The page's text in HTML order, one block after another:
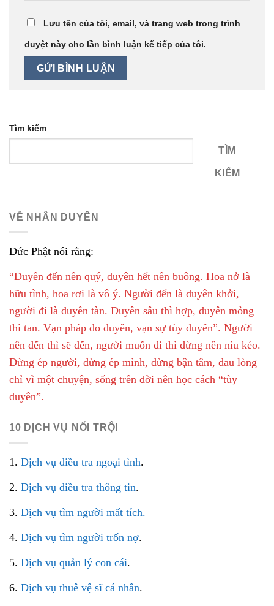
Lưu tên của tôi, email, và trang web trong trình
duyệt này cho lần bình luận kế tiếp của tôi.
Tìm kiếm
TÌM
KIẾM
VỀ NHÂN DUYÊN
Đức Phật nói rằng:
“Duyên đến nên quý, duyên hết nên buông. Hoa nở là
hữu tình, hoa rơi là vô ý. Người đến là duyên khởi,
người đi là duyên tàn. Duyên sâu thì hợp, duyên mỏng
thì tan. Vạn pháp do duyên, vạn sự tùy duyên”. Người
nên đến thì sẽ đến, người muốn đi thì đừng nên níu kéo.
Đừng ép người, đừng ép mình, đừng bận tâm, đau lòng
chỉ vì một chuyện, sống trên đời nên học cách “tùy
duyên”.
10 DỊCH VỤ NỔI TRỘI
1. Dịch vụ điều tra ngoại tình.
2. Dịch vụ điều tra thông tin.
3. Dịch vụ tìm người mất tích.
4. Dịch vụ tìm người trốn nợ.
5. Dịch vụ quản lý con cái.
6. Dịch vụ thuê vệ sĩ cá nhân.